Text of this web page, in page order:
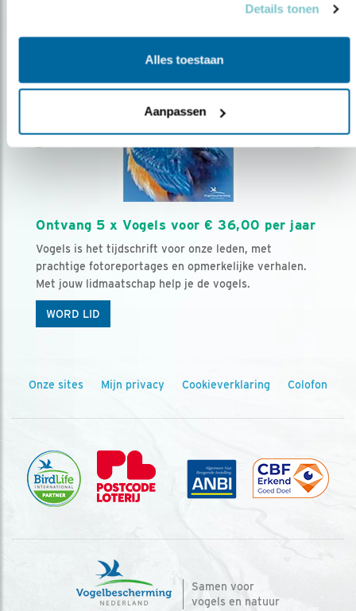
Details tonen
Alles toestaan
Aanpassen
Ontvang 5 x Vogels voor € 36,00 per jaar
Vogels is het tijdschrift voor onze leden, met
prachtige fotoreportages en opmerkelijke verhalen.
Met jouw lidmaatschap help je de vogels.
WORD LID
Onze sites Mijn privacy Cookieverklaring Colofon
Samen voor
vogels en natuur